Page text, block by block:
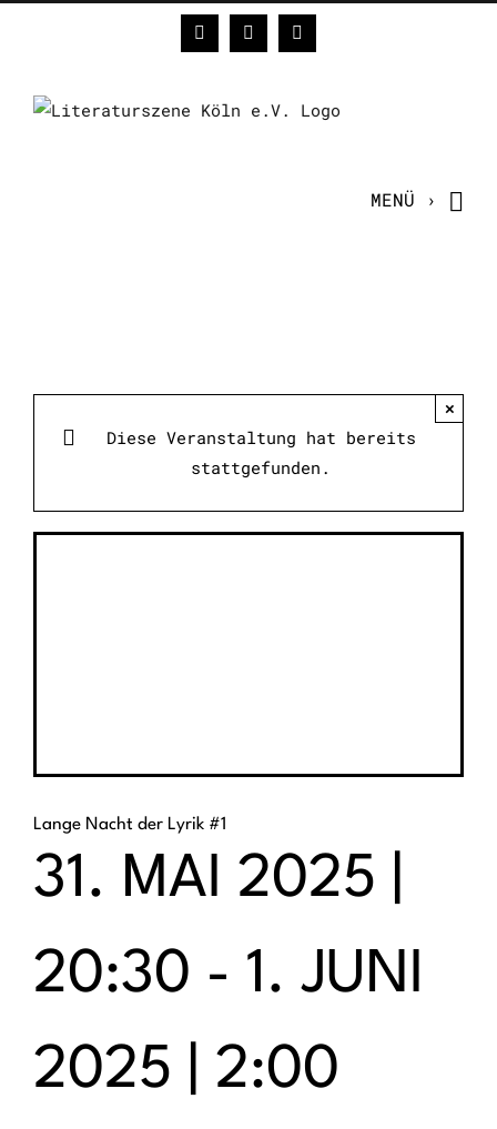
FacebookInstagram
E-
Mail
Diese Veranstaltung hat bereits
stattgefunden.
×
Lange Nacht der Lyrik #1
31. MAI 2025 |
20:30 - 1. JUNI
2025 | 2:00